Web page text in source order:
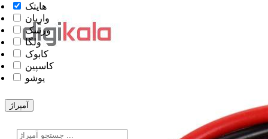
هایتک
واریان
ورسک
ولگا
کابوک
کاسپین
یوشو
آمپراژ